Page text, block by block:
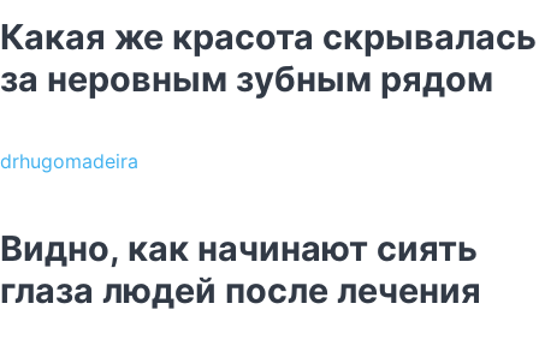
Какая же красота скрывалась
за неровным зубным рядом
drhugomadeira
Видно, как начинают сиять
глаза людей после лечения